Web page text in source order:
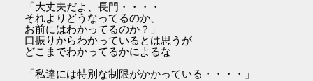
「大丈夫だよ、長門・・・・
それよりどうなってるのか、
お前にはわかってるのか？」
口振りからわかっているとは思うが
どこまでわかってるかによるな
「私達には特別な制限がかかっている・・・・」